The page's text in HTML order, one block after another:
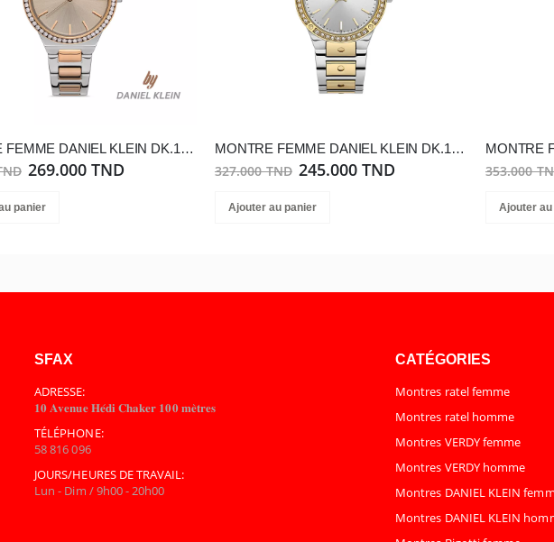
MONTRE FEMME DANIEL KLEIN DK.1.13215-5
269.000 TND
panier
MONTRE FEMME DANIEL KLEIN DK.1.13778-4
327.000 TND 245.000 TND
Ajouter au panier
353.000
Ajouter
SFAX
ADRESSE:
𝟏𝟎 𝐀𝐯𝐞𝐧𝐮𝐞 𝐇𝐞́𝐝𝐢 𝐂𝐡𝐚𝐤𝐞𝐫 𝟏𝟎𝟎 𝐦𝐞̀𝐭𝐫𝐞𝐬
TÉLÉPHONE:
58 816 096
JOURS/HEURES DE TRAVAIL:
Lun - Dim / 9h00 - 20h00
CATÉGORIES
Montres ratel femme
Montres ratel homme
Montres VERDY femme
Montres VERDY homme
Montres DANIEL KLEIN
Montres DANIEL KLEIN